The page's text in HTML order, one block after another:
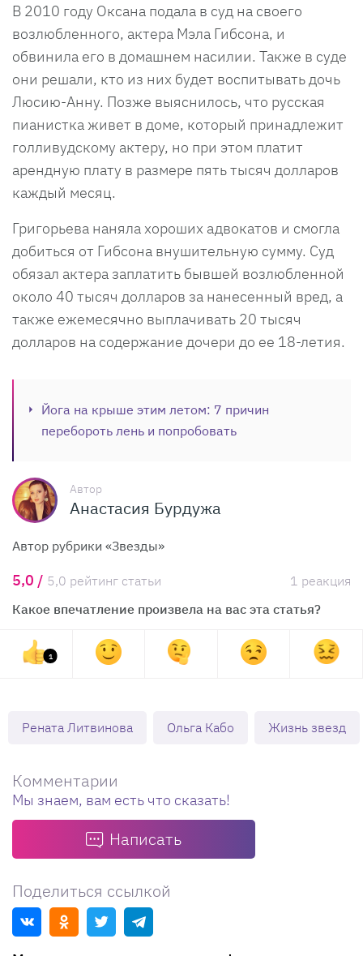
В 2010 году Оксана подала в суд на своего
возлюбленного, актера Мэла Гибсона, и
обвинила его в домашнем насилии. Также в суде
они решали, кто из них будет воспитывать дочь
Люсию-Анну. Позже выяснилось, что русская
пианистка живет в доме, который принадлежит
голливудскому актеру, но при этом платит
арендную плату в размере пять тысяч долларов
каждый месяц.
Григорьева наняла хороших адвокатов и смогла
добиться от Гибсона внушительную сумму. Суд
обязал актера заплатить бывшей возлюбленной
около 40 тысяч долларов за нанесенный вред, а
также ежемесячно выплачивать 20 тысяч
долларов на содержание дочери до ее 18-летия.
Йога на крыше этим летом: 7 причин
перебороть лень и попробовать
Автор
Анастасия Бурдужа
Автор рубрики «Звезды»
5,0 / 5,0 рейтинг статьи
1 реакция
Какое впечатление произвела на вас эта статья?
1
Рената Литвинова Ольга Кабо Жизнь звезд
Комментарии
Мы знаем, вам есть что сказать!
Написать
Поделиться ссылкой